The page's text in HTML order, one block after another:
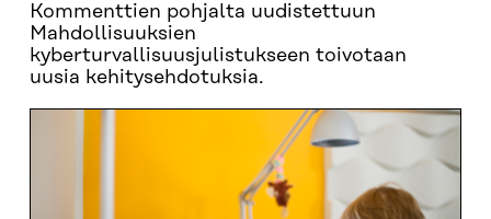
Kommenttien pohjalta uudistettuun
Mahdollisuuksien
kyberturvallisuusjulistukseen toivotaan
uusia kehitysehdotuksia.